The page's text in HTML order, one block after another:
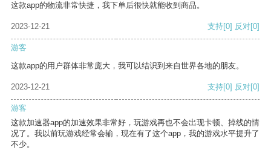
这款app的物流非常快捷，我下单后很快就能收到商品。
2023-12-21 支持[0] 反对[0]
游客
这款app的用户群体非常庞大，我可以结识到来自世界各地的朋友。
2023-12-21 支持[0] 反对[0]
游客
这款加速器app的加速效果非常好，玩游戏再也不会出现卡顿、掉线的情
况了。我以前玩游戏经常会输，现在有了这个app，我的游戏水平提升了
不少。